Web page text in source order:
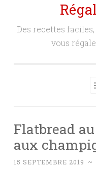
Des recettes
vous
Flatbread
aux
15 SEPTEMBRE 2019 ~